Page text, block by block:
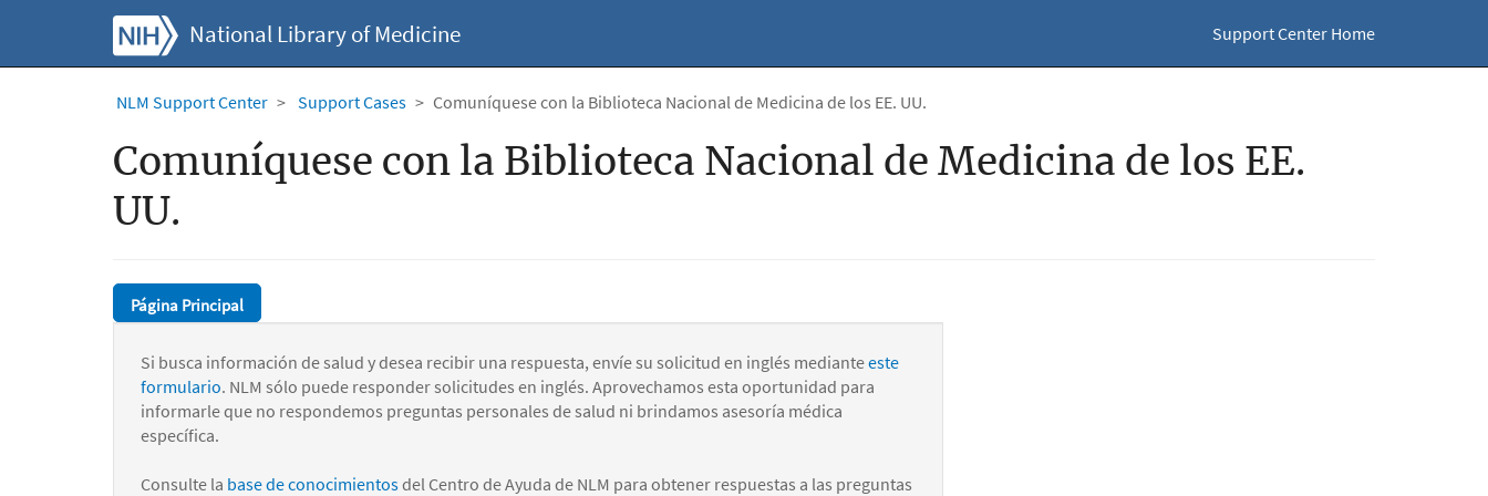
National Library of Medicine Support Center Home
NLM Support Center Support Cases Comuníquese con la Biblioteca Nacional de Medicina de los EE. UU.
Comuníquese con la Biblioteca Nacional de Medicina de los EE.
UU.
Página Principal
Si busca información de salud y desea recibir una respuesta, envíe su solicitud en inglés medianteeste
formulario. NLM sólo puede responder solicitudes en inglés. Aprovechamos esta oportunidad para
informarle que no respondemos preguntas personales de salud ni brindamos asesoría médica
específica.
Consulte la base de conocimientosdel Centro de Ayuda de NLM para obtener respuestas a las preguntas